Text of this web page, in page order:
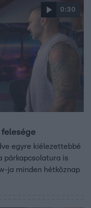
0:30
egyre kiélezettebbé
párkapcsolatura is
ja minden hétköznap